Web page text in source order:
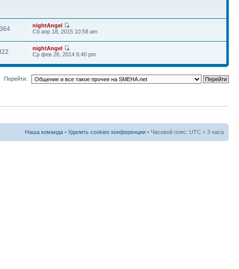
nightAngel
Сб апр 18, 2015 10:58 am
nightAngel
Ср фев 26, 2014 6:40 pm
Перейти:
Наша команда • Удалить cookies конференции • Часовой пояс: UTC + 3 часа